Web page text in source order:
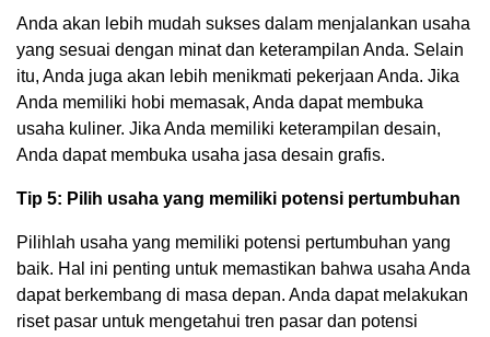
Anda akan lebih mudah sukses dalam menjalankan usaha
yang sesuai dengan minat dan keterampilan Anda. Selain
itu, Anda juga akan lebih menikmati pekerjaan Anda. Jika
Anda memiliki hobi memasak, Anda dapat membuka
usaha kuliner. Jika Anda memiliki keterampilan desain,
Anda dapat membuka usaha jasa desain grafis.
Tip 5: Pilih usaha yang memiliki potensi pertumbuhan
Pilihlah usaha yang memiliki potensi pertumbuhan yang
baik. Hal ini penting untuk memastikan bahwa usaha Anda
dapat berkembang di masa depan. Anda dapat melakukan
riset pasar untuk mengetahui tren pasar dan potensi